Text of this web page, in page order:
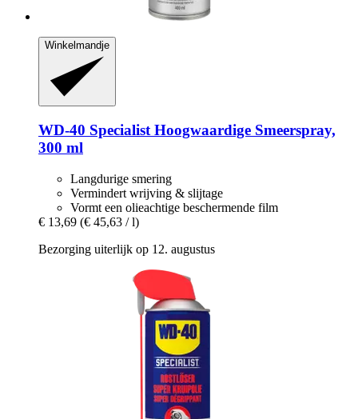
Winkelmandje
WD-40 Specialist Hoogwaardige Smeerspray,
300 ml
Langdurige smering
Vermindert wrijving & slijtage
Vormt een olieachtige beschermende film
€ 13,69 (€ 45,63 / l)
Bezorging uiterlijk op 12. augustus